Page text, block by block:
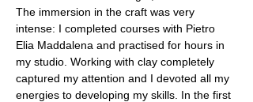
The immersion in the craft was very
intense: I completed courses with Pietro
Elia Maddalena and practised for hours in
my studio. Working with clay completely
captured my attention and I devoted all my
energies to developing my skills. In the first